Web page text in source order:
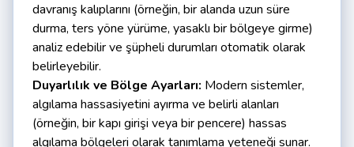
davranış kalıplarını (örneğin, bir alanda uzun süre
durma, ters yöne yürüme, yasaklı bir bölgeye girme)
analiz edebilir ve şüpheli durumları otomatik olarak
belirleyebilir.
Duyarlılık ve Bölge Ayarları: Modern sistemler,
algılama hassasiyetini ayırma ve belirli alanları
(örneğin, bir kapı girişi veya bir pencere) hassas
algılama bölgeleri olarak tanımlama yeteneği sunar.